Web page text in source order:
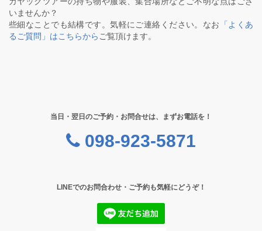
いませんか？
些細なことでも結構です。気軽にご連絡ください。なお
「よくあ
るご質問」はこちらから ご覧頂けます。
当日・翌日のご予約・お問合せは、まずお電話を！
098-923-5871
LINEでのお問合わせ・ご予約も気軽にどうぞ！